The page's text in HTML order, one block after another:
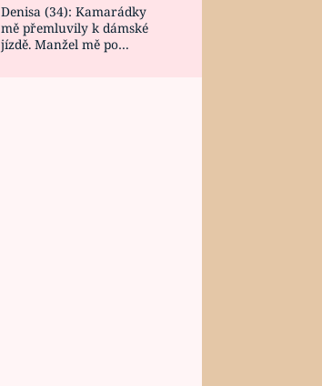
Denisa (34): Kamarádky
mě přemluvily k dámské
jízdě. Manžel mě po